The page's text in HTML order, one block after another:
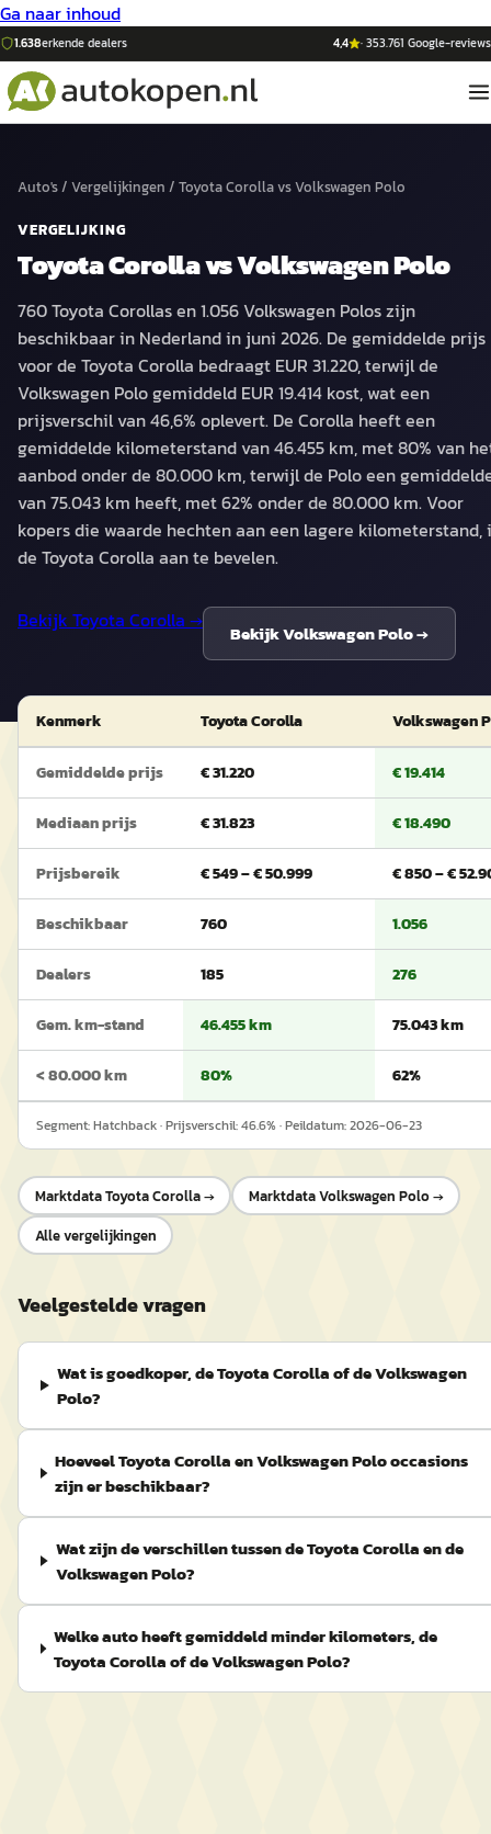
Ga naar inhoud
1.638erkende dealers 4,4 ·353.761 Google-reviews
Auto's/ Vergelijkingen / Toyota CorollavsVolkswagen Polo
VERGELIJKING
Toyota CorollavsVolkswagen Polo
760 Toyota Corollas en 1.056 Volkswagen Polos zijn
beschikbaar in Nederland in juni 2026. De gemiddelde prijs
voor de Toyota Corolla bedraagt EUR 31.220, terwijl de
Volkswagen Polo gemiddeld EUR 19.414 kost, wat een
prijsverschil van 46,6% oplevert. De Corolla heeft een
gemiddelde kilometerstand van 46.455 km, met 80% van
aanbod onder de 80.000 km, terwijl de Polo een
van 75.043 km heeft, met 62% onder de 80.000 km. Voor
kopers die waarde hechten aan een lagere kilometerstand,
de Toyota Corolla aan te bevelen.
Bekijk Toyota Corolla →
BekijkVolkswagen Polo→
Kenmerk Toyota Corolla Volkswagen
Gemiddelde prijs € 31.220 € 19.414
Mediaan prijs € 31.823 € 18.490
Prijsbereik € 549 – € 50.999 € 850 – €
Beschikbaar 760 1.056
Dealers 185 276
Gem. km-stand 46.455 km 75.043 km
< 80.000 km 80% 62%
Segment:Hatchback· Prijsverschil:46.6% · Peildatum:2026-06-23
MarktdataToyota Corolla→ MarktdataVolkswagen Polo→
Alle vergelijkingen
Veelgestelde vragen
Wat is goedkoper, de Toyota Corolla of de Volkswagen
Polo?
Hoeveel Toyota Corolla en Volkswagen Polo occasions
zijn er beschikbaar?
Wat zijn de verschillen tussen de Toyota Corolla en de
Volkswagen Polo?
Welke auto heeft gemiddeld minder kilometers, de
Toyota Corolla of de Volkswagen Polo?